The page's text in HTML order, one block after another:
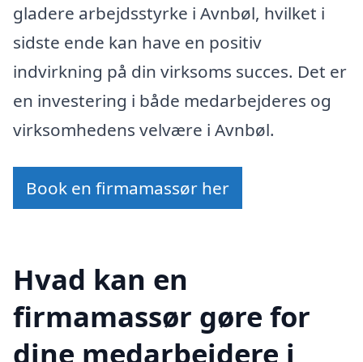
gladere arbejdsstyrke i Avnbøl, hvilket i
sidste ende kan have en positiv
indvirkning på din virksoms succes. Det er
en investering i både medarbejderes og
virksomhedens velvære i Avnbøl.
Book en firmamassør her
Hvad kan en
firmamassør gøre for
dine medarbejdere i